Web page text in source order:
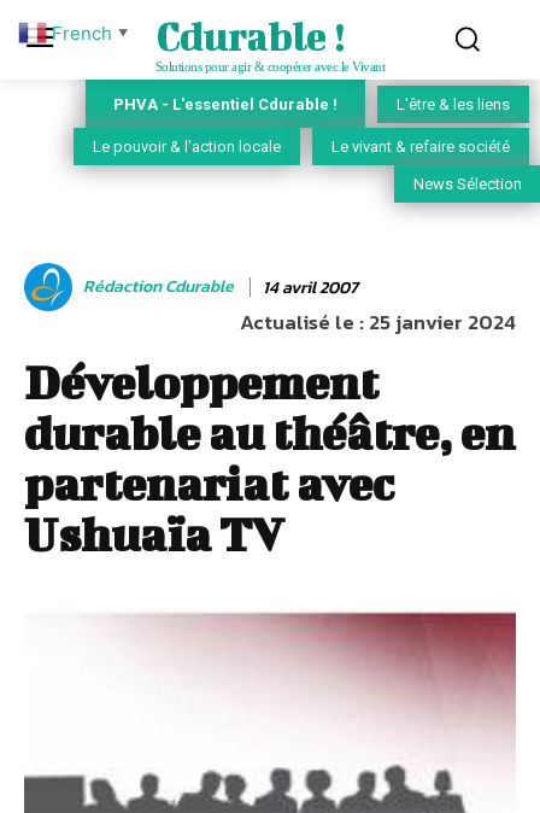
Cdurable !
Solutions pour agir & coopérer avec le Vivant
PHVA - L'essentiel Cdurable ! L'être & les liens
Le pouvoir & l'action locale Le vivant & refaire société
News Sélection
Rédaction Cdurable 14 avril 2007
Actualisé le :25 janvier 2024
Développement
durable au théâtre, en
partenariat avec
Ushuaïa TV
French ▼